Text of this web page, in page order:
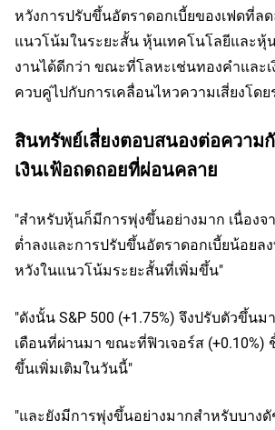
หวังการปรับขึ้นอัตราดอกเบี้ยของเฟดที่ล
แนวโน้มในระยะสั้น หุ้นเทคโนโลยีและหุ้
งานได้ดีกว่า ขณะที่โลหะเช่นทองคำและ
ควบคู่ไปกับการเคลื่อนไหวความเสี่ยงโดย
สินทรัพย์เสี่ยงตอบสนองต่อความ
เงินเฟ้อถดถอยที่ผ่อนคลาย
"สำหรับหุ้นก็มีการพุ่งขึ้นอย่างมาก เนื่องจ
ต่ำลงและการปรับขึ้นอัตราดอกเบี้ยน้อยล
หวังในแนวโน้มระยะสั้นที่เพิ่มขึ้น"
"ดังนั้น S&P 500 (+1.75%) จึงปรับตัวขึ้น
เดือนที่ผ่านมา ขณะที่ฟิวเจอร์ส (+0.10%)
ขึ้นเพิ่มเติมในวันนี้"
"และยังมีการพุ่งขึ้นอย่างมากสำหรับบาง